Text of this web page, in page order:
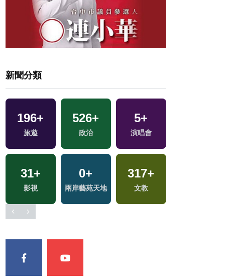
新聞分類
196+
旅遊
526+
政治
5+
演唱會
31+
影視
0+
兩岸藝苑天地
317+
文教
8+
評論
34+
美食
166
熱門
6+
海峽論壇專區
7+
2024總統大選
18+
兩岸道教文化交
流專區